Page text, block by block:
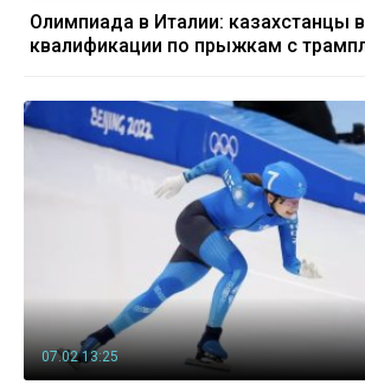
Олимпиада в Италии: казахстанцы
квалификации по прыжкам с
07.02 13:25